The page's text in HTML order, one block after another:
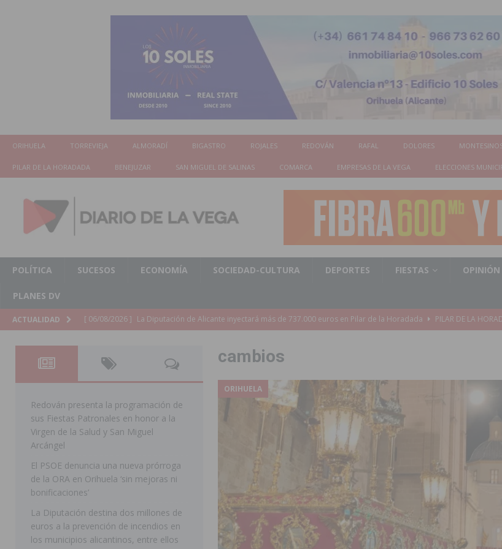
ORIHUELA TORREVIEJA ALMORADÍ BIGASTRO ROJALES REDOVÁN RAFAL DOLORES
PILAR DE LA HORADADA BENEJUZAR SAN MIGUEL DE SALINAS COMARCA EMPRESAS DE LA VEGA ELECCIONES
POLÍTICA SUCESOS ECONOMÍA SOCIEDAD-CULTURA DEPORTES FIESTAS OPINIÓN
PLANES DV
ACTUALIDAD [ 06/08/2026 ] La Diputación de Alicante inyectará más de 737.000 euros en Pilar de la Horadada
PILAR DE LA
Patronales 2026
SAN MIGUEL DE SALINAS
[ 06/08/2026 ] La Escuela Municipal de Música de Los Montesinos abrirá en septiembre el último plazo de
curso 2026-2027
MONTESINOS
[ 06/08/2026 ]
Convocado el XXVII Concurso de Carteles de las Fiestas Patronales de Pilar de la Horadada 2026
[ 06/08/2026 ] Benejúzar vive el verano con una programación de actividades deportivas, culturales y de aventura
BENEJUZAR
Orihuela continúa mejorando los parques infantiles del municipio con nuevas actuaciones en la costa y las
pedanías
ORIHUELA
cambios
ORIHUELA
Redován presenta la programación de
sus Fiestas Patronales en honor a la
Virgen de la Salud y San Miguel
Arcángel
El PSOE denuncia una nueva prórroga
de la ORA en Orihuela ‘sin mejoras ni
bonificaciones’
La Diputación destina dos millones de
euros a la prevención de incendios en
los municipios alicantinos, entre ellos